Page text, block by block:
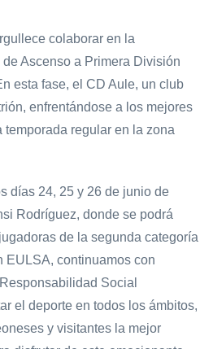
colaborar en la
Ascenso a Primera División
esta fase, el CD Aule, un club
enfrentándose a los mejores
regular en la zona
días 24, 25 y 26 de junio de
Rodríguez, donde se podrá
de la segunda categoría
continuamos con
Social
el deporte en todos los ámbitos,
y visitantes la mejor